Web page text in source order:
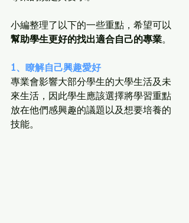
小編整理了以下的一些重點，希望可以
幫助學生更好的找出適合自己的專業。
1、瞭解自己興趣愛好
專業會影響大部分學生的大學生活及未
來生活，因此學生應該選擇將學習重點
放在他們感興趣的議題以及想要培養的
技能。